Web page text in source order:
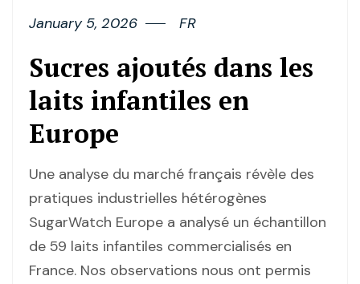
January 5, 2026 FR
Sucres ajoutés dans les
laits infantiles en
Europe
Une analyse du marché français révèle des
pratiques industrielles hétérogènes
SugarWatch Europe a analysé un échantillon
de 59 laits infantiles commercialisés en
France. Nos observations nous ont permis